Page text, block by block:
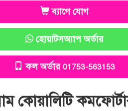
ব্যাগে যোগ
হোয়াটসঅ্যাপ অর্ডার
কল অর্ডার 01753-563153
কোয়ালিটি